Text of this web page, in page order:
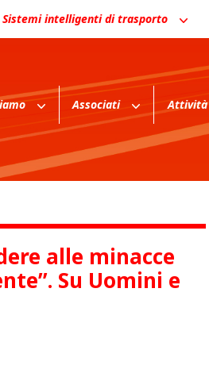
Sistemi intelligenti di trasporto
Associati Attività
alle minacce
Su Uomini e